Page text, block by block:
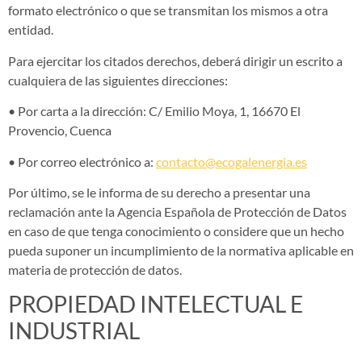
formato electrónico o que se transmitan los mismos a otra
entidad.
Para ejercitar los citados derechos, deberá dirigir un escrito a
cualquiera de las siguientes direcciones:
• Por carta a la dirección: C/ Emilio Moya, 1, 16670 El
Provencio, Cuenca
• Por correo electrónico a: contacto@ecogalenergia.es
Por último, se le informa de su derecho a presentar una
reclamación ante la Agencia Española de Protección de Datos
en caso de que tenga conocimiento o considere que un hecho
pueda suponer un incumplimiento de la normativa aplicable en
materia de protección de datos.
PROPIEDAD INTELECTUAL E
INDUSTRIAL